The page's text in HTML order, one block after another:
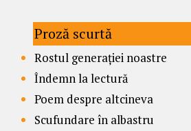
Proză scurtă
Rostul generației noastre
Îndemn la lectură
Poem despre altcineva
Scufundare în albastru